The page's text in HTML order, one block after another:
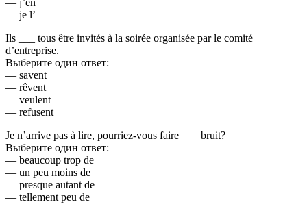
— je l’
Ils ___ tous être invités à la soirée organisée par le comité
d’entreprise.
Выберите один ответ:
— savent
— rêvent
— veulent
— refusent
Je n’arrive pas à lire, pourriez-vous faire ___ bruit?
Выберите один ответ:
— beaucoup trop de
— un peu moins de
— presque autant de
— tellement peu de